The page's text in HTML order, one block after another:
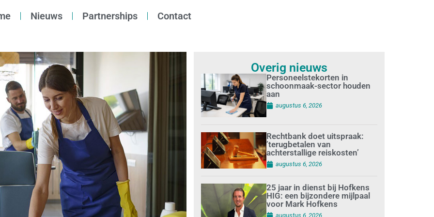
Nieuws Partnerships Contact
Overig nieuws
Personeelstekorten in
schoonmaak-sector houden
aan
augustus 6, 2026
Rechtbank doet uitspraak:
’terugbetalen van
achterstallige reiskosten’
augustus 6, 2026
25 jaar in dienst bij Hofkens
HIG: een bijzondere mijlpaal
voor Mark Hofkens
augustus 6, 2026